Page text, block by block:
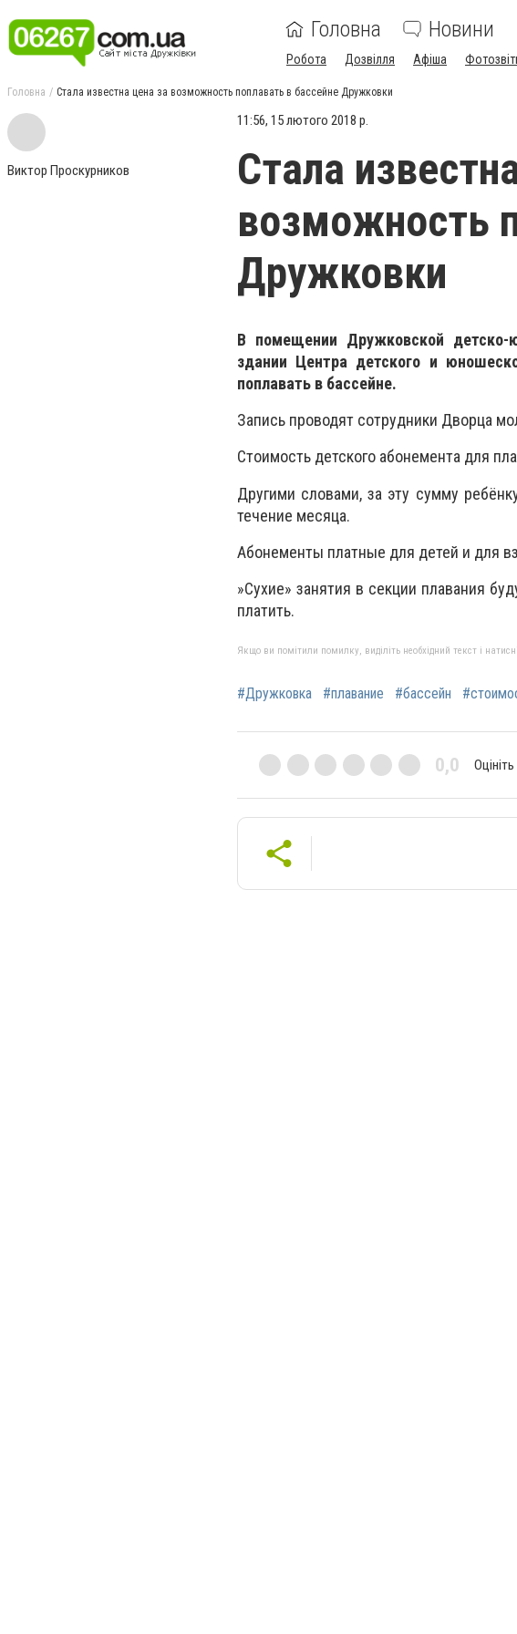
Головна Новини
Робота Дозвілля Афіша
Головна Стала известна цена за возможность поплавать в бассейне Дружковки
Виктор Проскурников
11:56, 15 лютого 2018 р.
Стала
возможность
Дружковки
В помещении Дружковской детско-
здании Центра детского и
поплавать в бассейне.
Запись проводят сотрудники Дворца
Стоимость детского абонемента для
Другими словами, за эту сумму
течение месяца.
Абонементы платные для детей и для
»Сухие» занятия в секции плавания
платить.
Якщо ви помітили помилку, виділіть необхідний текст і
#Дружковка #плавание #бассейн
0,0